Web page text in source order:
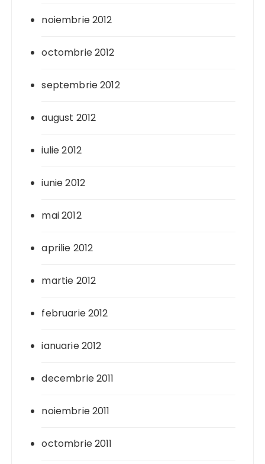
noiembrie 2012
octombrie 2012
septembrie 2012
august 2012
iulie 2012
iunie 2012
mai 2012
aprilie 2012
martie 2012
februarie 2012
ianuarie 2012
decembrie 2011
noiembrie 2011
octombrie 2011